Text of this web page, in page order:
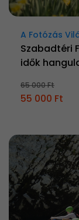
A Fotózás
Szabadtéri
idők
65 000 Ft
55 000 Ft